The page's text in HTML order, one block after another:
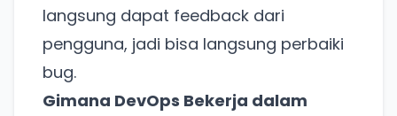
langsung dapat feedback dari
pengguna, jadi bisa langsung perbaiki
bug.
Gimana DevOps Bekerja dalam